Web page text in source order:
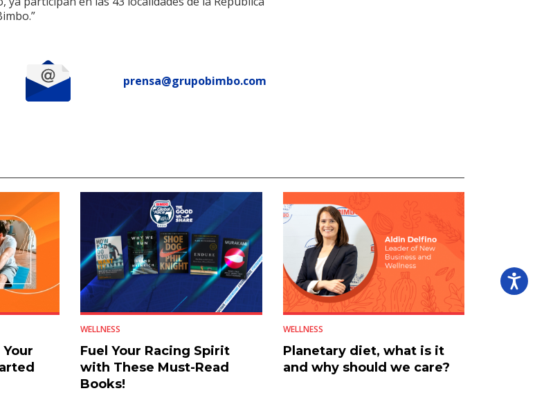
prensa@grupobimbo.com
WELLNESS
Fuel Your Racing Spirit
with These Must-Read
Books!
WELLNESS
Planetary diet, what is it
and why should we care?